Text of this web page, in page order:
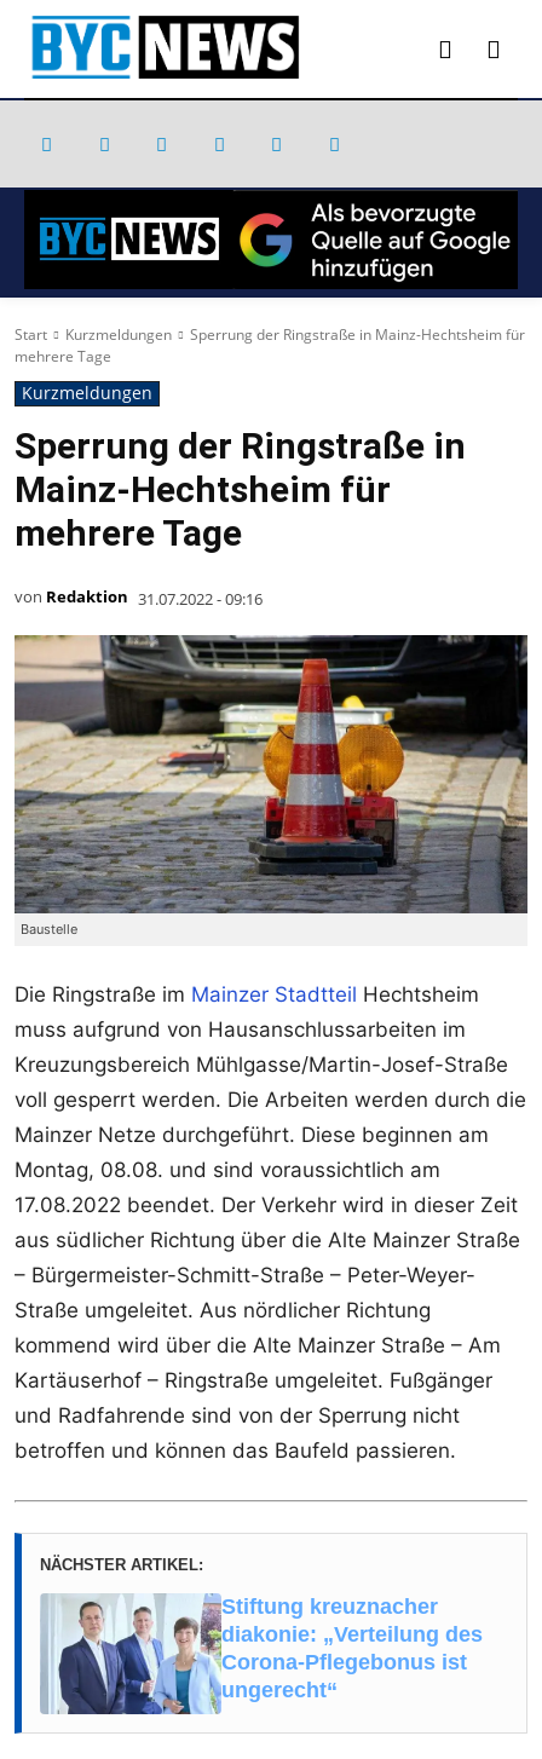
Start Kurzmeldungen
Sperrung der Ringstraße in Mainz-Hechtsheim für
mehrere Tage
Kurzmeldungen
Sperrung der Ringstraße in
Mainz-Hechtsheim für
mehrere Tage
von Redaktion 31.07.2022 - 09:16
Baustelle
Die Ringstraße im Mainzer Stadtteil Hechtsheim
muss aufgrund von Hausanschlussarbeiten im
Kreuzungsbereich Mühlgasse/Martin-Josef-Straße
voll gesperrt werden. Die Arbeiten werden durch die
Mainzer Netze durchgeführt. Diese beginnen am
Montag, 08.08. und sind voraussichtlich am
17.08.2022 beendet. Der Verkehr wird in dieser Zeit
aus südlicher Richtung über die Alte Mainzer Straße
– Bürgermeister-Schmitt-Straße – Peter-Weyer-
Straße umgeleitet. Aus nördlicher Richtung
kommend wird über die Alte Mainzer Straße – Am
Kartäuserhof – Ringstraße umgeleitet. Fußgänger
und Radfahrende sind von der Sperrung nicht
betroffen und können das Baufeld passieren.
NÄCHSTER ARTIKEL:
Stiftung kreuznacher
diakonie: „Verteilung des
Corona-Pflegebonus ist
ungerecht“